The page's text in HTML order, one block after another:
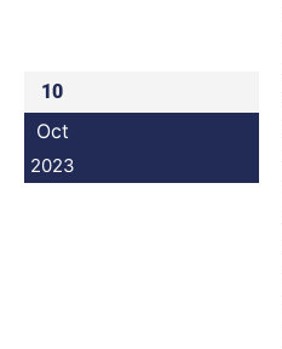
10
Oct
2023